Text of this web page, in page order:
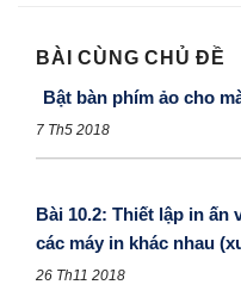
BÀI CÙNG CHỦ ĐỀ
Bật bàn phím ảo cho
7 Th5 2018
Bài 10.2: Thiết lập in ấn
các máy in khác nhau
26 Th11 2018